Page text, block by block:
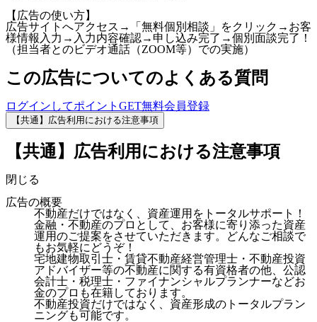
【広告の使い方】
広告サイトへアクセス→「無料個別相談」をクリック→お客
様情報入力→入力内容確認→申し込み完了→個別面談完了！
（担当者とのビデオ通話（ZOOM等）での実施）
この広告についてのよくある質問
ログインしてポイントGET無料会員登録
【共通】広告利用における注意事項
【共通】広告利用における注意事項
閉じる
広告の概要
不動産だけではなく、資産運用をトータルサポート！
金融・不動産のプロとして、お客様に寄り添った資産
運用のご提案をさせていただきます。どんなご相談で
もお気軽にどうぞ！
宅地建物取引士・賃貸不動産経営管理士・不動産投資
アドバイザー等の不動産に関する有資格者の他、公認
会計士・税理士・ファイナンシャルプランナーなどお
金のプロも在籍しております。
不動産投資だけではなく、資産形成のトータルプラン
ニングも可能です。